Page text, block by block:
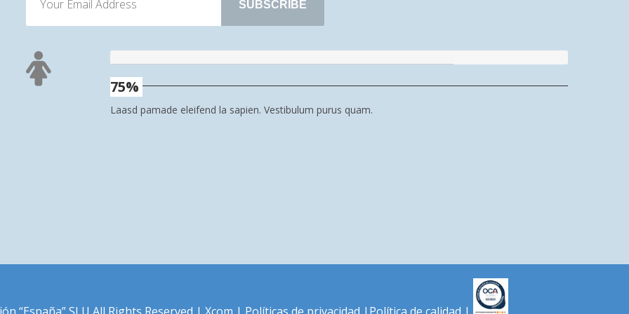
75%
Laasd pamade eleifend la sapien. Vestibulum purus quam.